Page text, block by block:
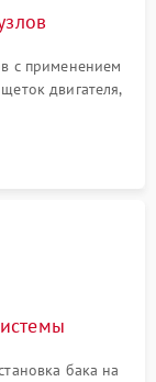
с применением
двигателя,
бака на